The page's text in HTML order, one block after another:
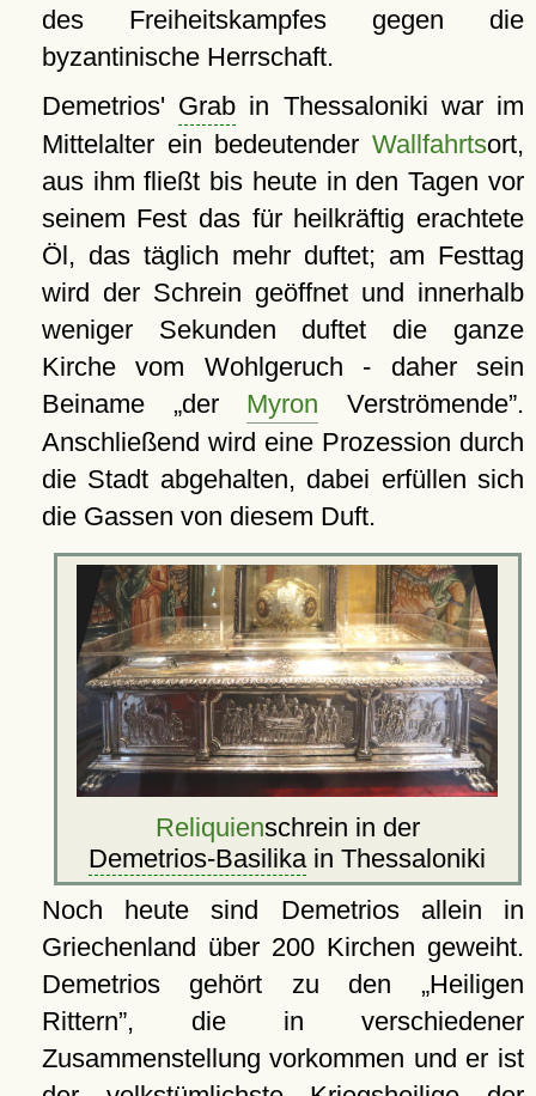
des Freiheitskampfes gegen die
byzantinische Herrschaft.
Demetrios' Grab in Thessaloniki war im
Mittelalter ein bedeutender Wallfahrtsort,
aus ihm fließt bis heute in den Tagen vor
seinem Fest das für heilkräftig erachtete
Öl, das täglich mehr duftet; am Festtag
wird der Schrein geöffnet und innerhalb
weniger Sekunden duftet die ganze
Kirche vom Wohlgeruch - daher sein
Beiname
der Myron Verströmende .
Anschließend wird eine Prozession durch
die Stadt abgehalten, dabei erfüllen sich
die Gassen von diesem Duft.
Reliquienschrein in der
Demetrios-Basilikain Thessaloniki
Noch heute sind Demetrios allein in
Griechenland über 200 Kirchen geweiht.
Demetrios gehört zu den
Heiligen
Rittern , die in verschiedener
Zusammenstellung vorkommen und er ist